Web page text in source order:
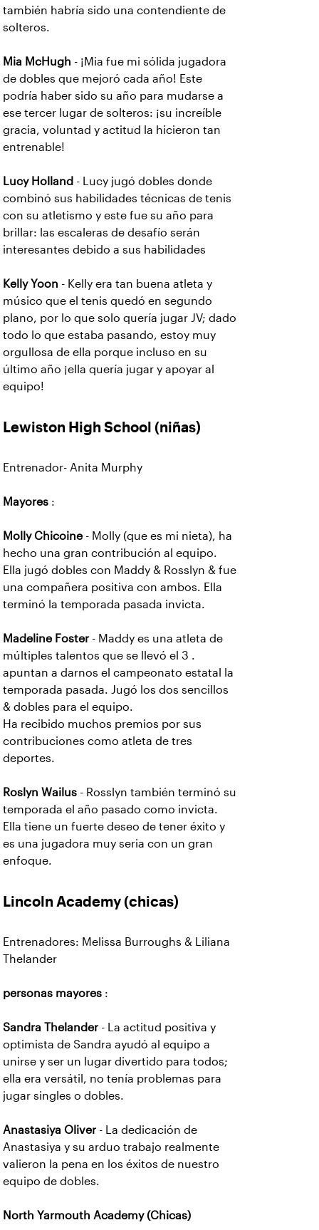
también habría sido una contendiente de
solteros.
Mia McHugh - ¡Mia fue mi sólida jugadora
de dobles que mejoró cada año! Este
podría haber sido su año para mudarse a
ese tercer lugar de solteros: ¡su increíble
gracia, voluntad y actitud la hicieron tan
entrenable!
Lucy Holland - Lucy jugó dobles donde
combinó sus habilidades técnicas de tenis
con su atletismo y este fue su año para
brillar: las escaleras de desafío serán
interesantes debido a sus habilidades
Kelly Yoon - Kelly era tan buena atleta y
músico que el tenis quedó en segundo
plano, por lo que solo quería jugar JV; dado
todo lo que estaba pasando, estoy muy
orgullosa de ella porque incluso en su
último año ¡ella quería jugar y apoyar al
equipo!
Lewiston High School (niñas)
Entrenador- Anita Murphy
Mayores :
Molly Chicoine - Molly (que es mi nieta), ha
hecho una gran contribución al equipo.
Ella jugó dobles con Maddy & Rosslyn & fue
una compañera positiva con ambos. Ella
terminó la temporada pasada invicta.
Madeline Foster - Maddy es una atleta de
múltiples talentos que se llevó el 3 .
apuntan a darnos el campeonato estatal la
temporada pasada. Jugó los dos sencillos
& dobles para el equipo.
Ha recibido muchos premios por sus
contribuciones como atleta de tres
deportes.
Roslyn Wailus - Rosslyn también terminó su
temporada el año pasado como invicta.
Ella tiene un fuerte deseo de tener éxito y
es una jugadora muy seria con un gran
enfoque.
Lincoln Academy (chicas)
Entrenadores: Melissa Burroughs & Liliana
Thelander
personas mayores :
Sandra Thelander - La actitud positiva y
optimista de Sandra ayudó al equipo a
unirse y ser un lugar divertido para todos;
ella era versátil, no tenía problemas para
jugar singles o dobles.
Anastasiya Oliver - La dedicación de
Anastasiya y su arduo trabajo realmente
valieron la pena en los éxitos de nuestro
equipo de dobles.
North Yarmouth Academy (Chicas)